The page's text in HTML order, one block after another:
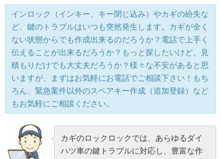
インロック（インキー、キー閉じ込み）やカギの紛失な
ど、鍵のトラブルはいつも突然発生します。カギが全く
ない状態からでも作成出来るのだろうか？電話で上手く
伝えることが出来るだろうか？もっと探したいけど、見
積もりだけでも大丈夫だろうか？様々な不安があると思
いますが、まずはお気軽にお電話でご相談下さい！もち
ろん、緊急案件以外のスペアキー作成（追加登録）など
もお気軽にご相談ください。
カギのロックロックでは、あらゆるダイ
ハツ車の鍵トラブルに対応し、豊富な作